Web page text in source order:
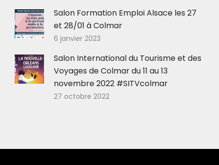
Salon Formation Emploi Alsace les 27
et 28/01 à Colmar
6 janvier 2023
Salon International du Tourisme et des
Voyages de Colmar du 11 au 13
novembre 2022 #SITVcolmar
27 octobre 2022